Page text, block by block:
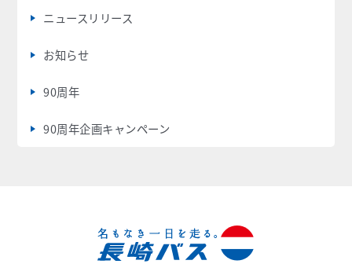
ニュースリリース
お知らせ
90周年
90周年企画キャンペーン